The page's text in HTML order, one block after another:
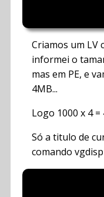
Criamos um LV
informei o
mas em PE, e
4MB...
Logo 1000 x 4
Só a titulo de
comando